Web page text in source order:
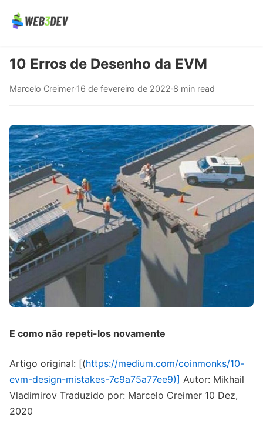
10 Erros de Desenho da EVM
Marcelo Creimer·16 de fevereiro de 2022·8 min read
E como não repeti-los novamente
Artigo original: [(https://medium.com/coinmonks/10-
evm-design-mistakes-7c9a75a77ee9)] Autor: Mikhail
Vladimirov Traduzido por: Marcelo Creimer 10 Dez,
2020